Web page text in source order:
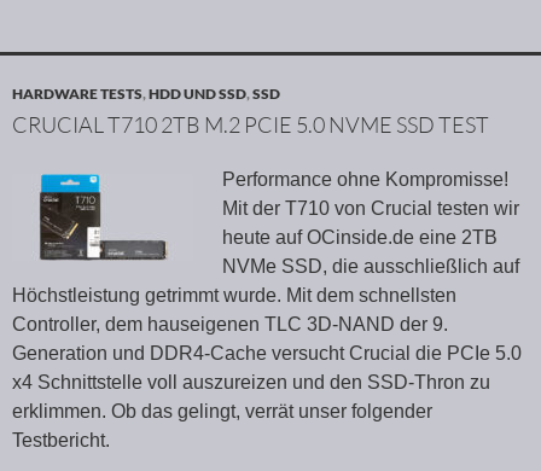
HARDWARE TESTS,HDD UND SSD,SSD
CRUCIAL T710 2TB M.2 PCIE 5.0 NVME SSD TEST
Performance ohne Kompromisse!
Mit der T710 von Crucial testen wir
heute auf OCinside.de eine 2TB
NVMe SSD, die ausschließlich auf
Höchstleistung getrimmt wurde. Mit dem schnellsten
Controller, dem hauseigenen TLC 3D-NAND der 9.
Generation und DDR4-Cache versucht Crucial die PCIe 5.0
x4 Schnittstelle voll auszureizen und den SSD-Thron zu
erklimmen. Ob das gelingt, verrät unser folgender
Testbericht.